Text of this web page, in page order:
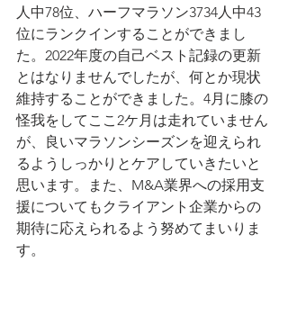
人中78位、ハーフマラソン3734人中43
位にランクインすることができまし
た。2022年度の自己ベスト記録の更新
とはなりませんでしたが、何とか現状
維持することができました。4月に膝の
怪我をしてここ2ケ月は走れていません
が、良いマラソンシーズンを迎えられ
るようしっかりとケアしていきたいと
思います。また、M&A業界への採用支
援についてもクライアント企業からの
期待に応えられるよう努めてまいりま
す。